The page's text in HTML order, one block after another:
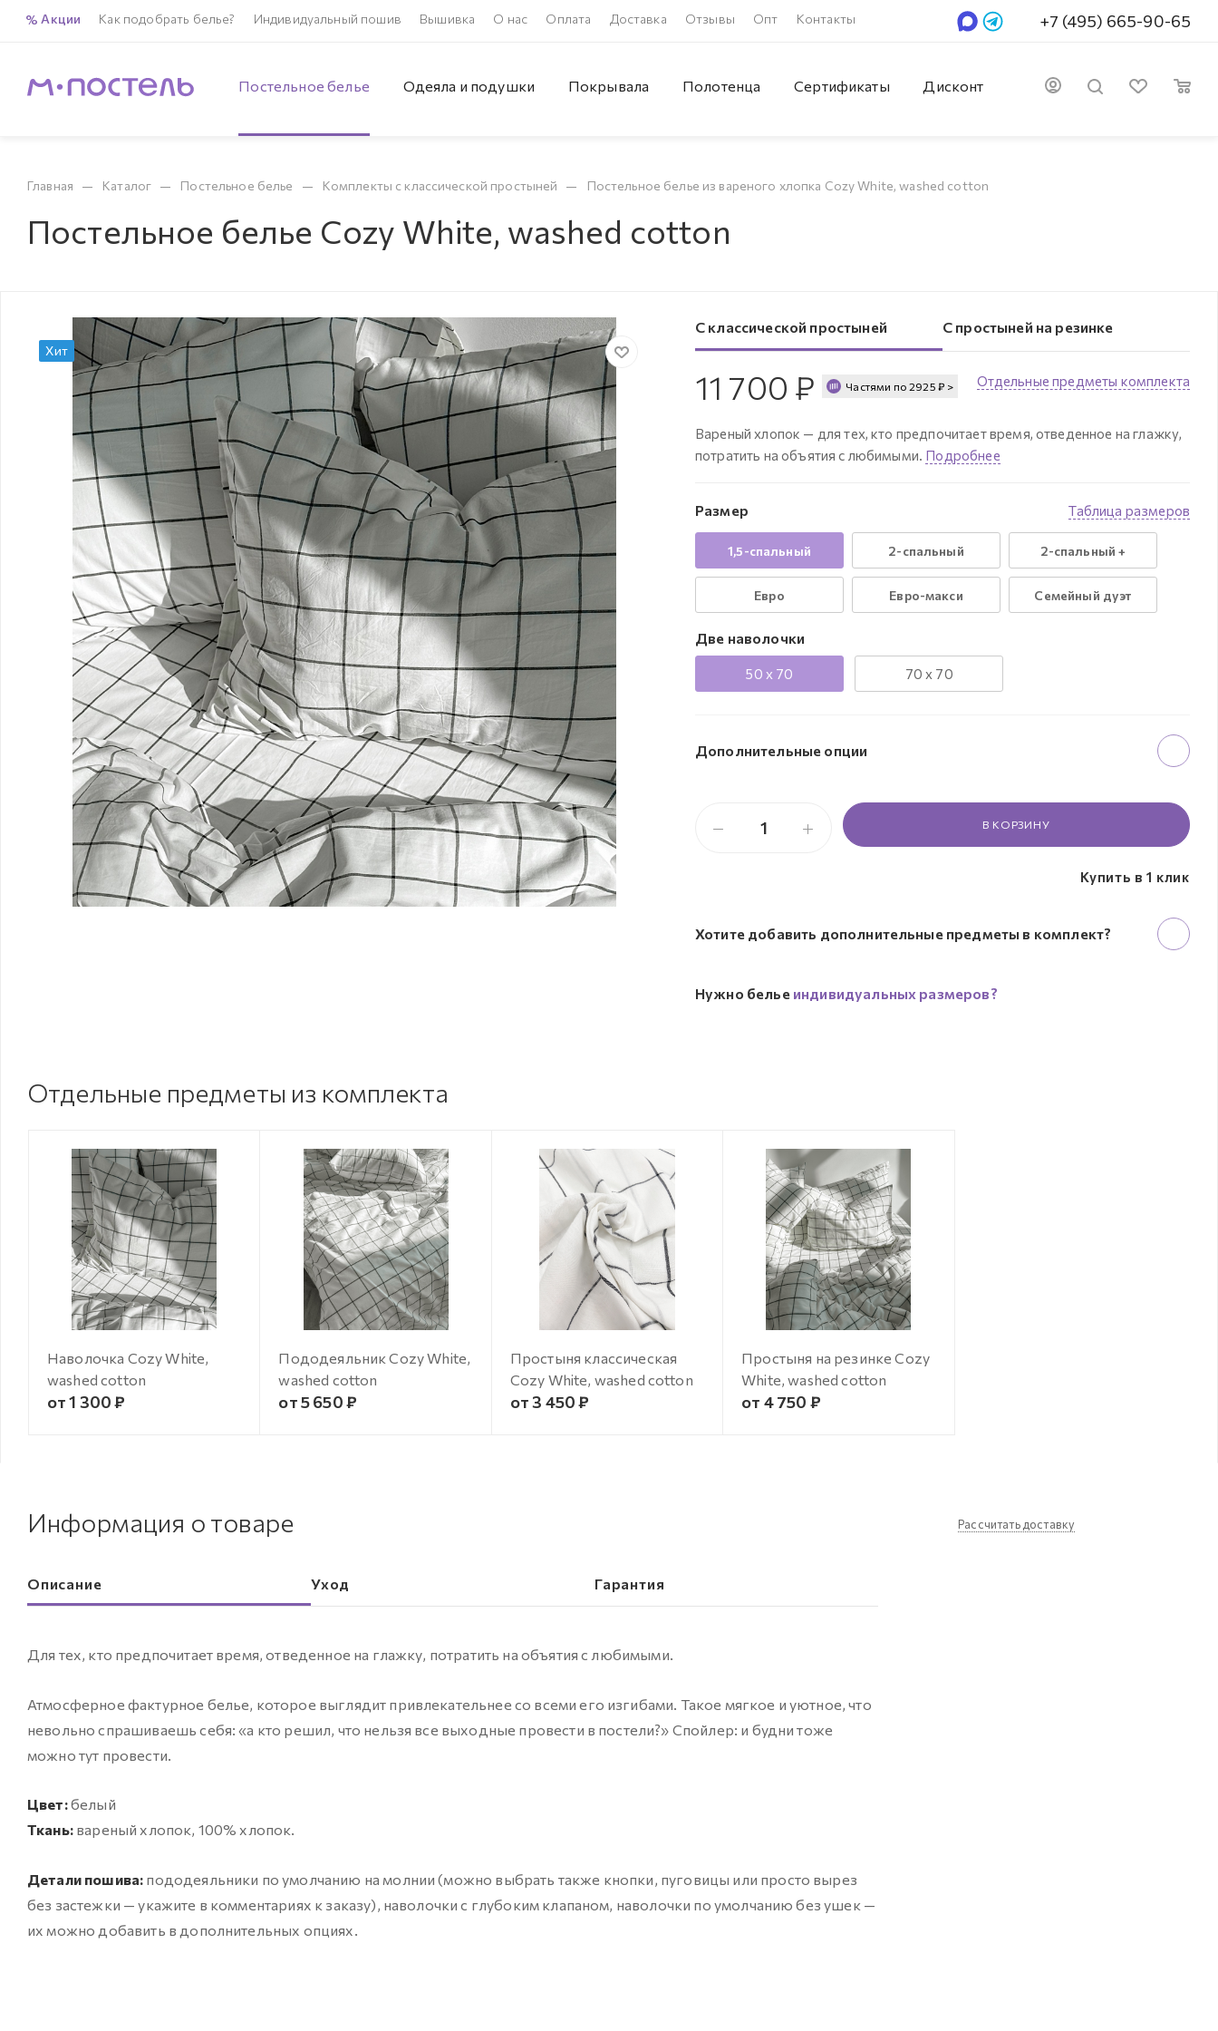
Акции Как подобрать белье? Индивидуальный пошив Вышивка О нас Оплата Доставка Отзывы Опт Контакты +7 (495) 665-90-65
Постельное белье Одеяла и подушки Покрывала Полотенца Сертификаты Дисконт
Главная — Каталог — Постельное белье — Комплекты с классической простыней — Постельное белье из вареного хлопка Cozy White, washed cotton
Постельное белье Cozy White, washed cotton
Хит
С классической простыней С простыней на резинке
11 700 ₽ Частями по2925 ₽ > Отдельные предметы комплекта
Вареный хлопок — для тех, кто предпочитает время, отведенное на глажку,
потратить на объятия с любимыми. Подробнее
Таблица размеров
Размер
1,5-спальный 2-спальный 2-спальный +
Евро Евро-макси Семейный дуэт
Две наволочки
50 x 70 70 x 70
Дополнительные опции
В КОРЗИНУ
Купить в 1 клик
Хотите добавить дополнительные предметы в комплект?
Нужно белье индивидуальных размеров?
Отдельные предметы из комплекта
Наволочка Cozy White,
washed cotton
от 1 300 ₽
Пододеяльник Cozy White,
washed cotton
от 5 650 ₽
Простыня классическая
Cozy White, washed cotton
от 3 450 ₽
Простыня на резинке Cozy
White, washed cotton
от 4 750 ₽
Информация о товаре
Описание Уход Гарантия
Для тех, кто предпочитает время, отведенное на глажку, потратить на объятия с любимыми.
Атмосферное фактурное белье, которое выглядит привлекательнее со всеми его изгибами. Такое мягкое и уютное, что
невольно спрашиваешь себя: «а кто решил, что нельзя все выходные провести в постели?» Спойлер: и будни тоже
можно тут провести.
Цвет:белый
Ткань:вареный хлопок, 100% хлопок.
Детали пошива: пододеяльники по умолчанию на молнии (можно выбрать также кнопки, пуговицы или просто вырез
без застежки — укажите в комментариях к заказу), наволочки с глубоким клапаном, наволочки по умолчанию без ушек —
их можно добавить в дополнительных опциях.
Рассчитать доставку